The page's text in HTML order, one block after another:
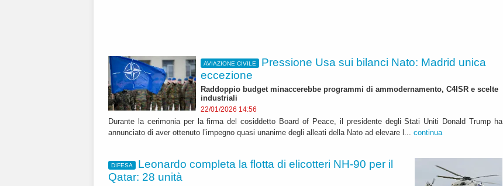
AVIAZIONE CIVILE
Pressione Usa sui bilanci Nato: Madrid unica
eccezione
Raddoppio budget minaccerebbe programmi di ammodernamento, C4ISR e scelte
industriali
22/01/2026 14:56
Durante la cerimonia per la firma del cosiddetto Board of Peace, il presidente degli Stati Uniti Donald Trump ha
annunciato di aver ottenuto l’impegno quasi unanime degli alleati della Nato ad elevare l... continua
DIFESA
Leonardo completa la flotta di elicotteri NH-90 per il
Qatar: 28 unità